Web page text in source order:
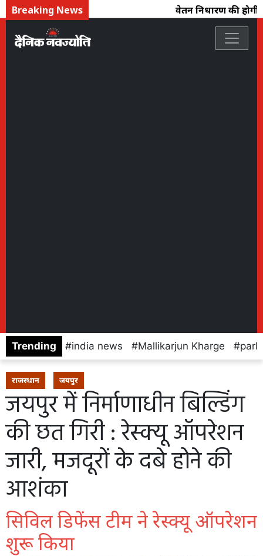
Breaking News वेतन निर्धारण की
Trending india news Mallikarjun Kharge
राजस्थान जयपुर
जयपुर में निर्माणाधीन बिल्डिंग
की छत गिरी : रेस्क्यू ऑपरेशन
जारी, मजदूरों के दबे होने की
आशंका
सिविल डिफेंस टीम ने रेस्क्यू ऑपरेशन
शुरू किया